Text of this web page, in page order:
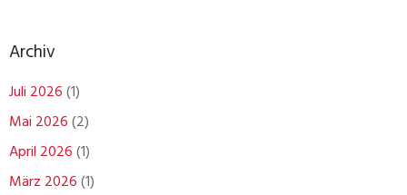
Archiv
Juli 2026(1)
Mai 2026(2)
April 2026(1)
März 2026(1)